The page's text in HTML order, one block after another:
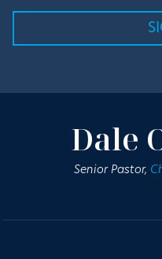
Dale
Senior Pastor,